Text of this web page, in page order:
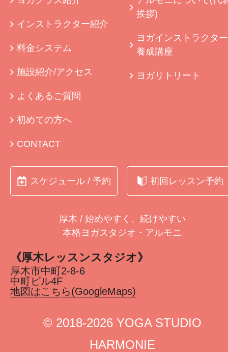
インストラクター紹介
料金システム
施設紹介/アクセス
よくあるご質問
初めての方へ
CONTACT
挨拶)
ヨガインストラクター
養成講座
ヨガリトリート
スケジュール / 予約 初回レッスン予約
厚木 / 始めやすく、続けやすい
本格ヨガスタジオ・アルモニ
《厚木レッスンスタジオ》
厚木市中町2-8-6
中町ビル4F
地図はこちら(GoogleMaps)
©︎ 2018-2026 YOGA STUDIO
HARMONIE